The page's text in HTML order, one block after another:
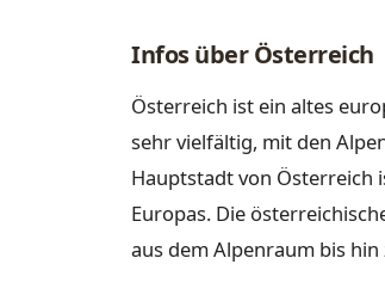
Infos über Österreich
Österreich ist ein altes
sehr vielfältig, mit den
Hauptstadt von Österreich
Europas. Die
aus dem Alpenraum bis